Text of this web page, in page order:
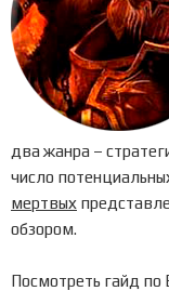
два жанра –
число
мертвых
обзором.
Посмотреть гайд